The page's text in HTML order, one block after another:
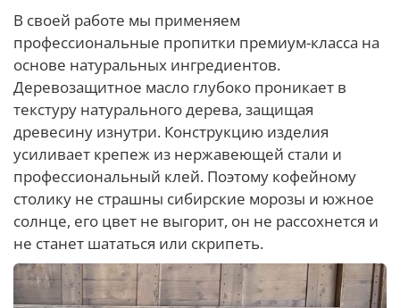
В своей работе мы применяем
профессиональные пропитки премиум-класса на
основе натуральных ингредиентов.
Деревозащитное масло глубоко проникает в
текстуру натурального дерева, защищая
древесину изнутри. Конструкцию изделия
усиливает крепеж из нержавеющей стали и
профессиональный клей. Поэтому кофейному
столику не страшны сибирские морозы и южное
солнце, его цвет не выгорит, он не рассохнется и
не станет шататься или скрипеть.